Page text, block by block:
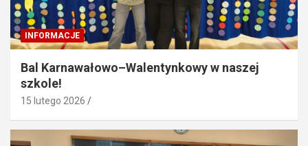
INFORMACJE
Bal Karnawałowo–Walentynkowy w naszej
szkole!
15 lutego 2026